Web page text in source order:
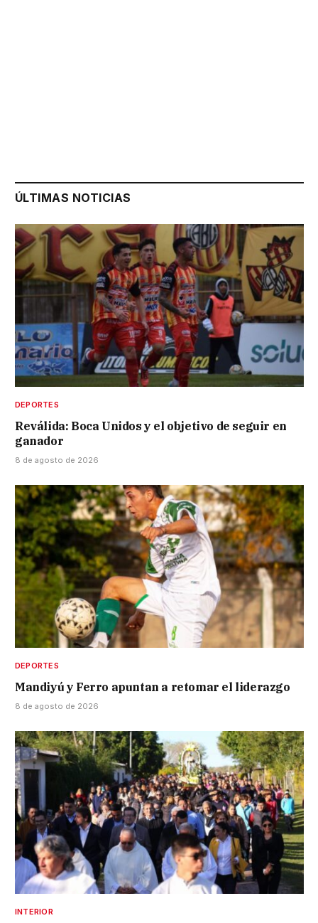
ÚLTIMAS NOTICIAS
DEPORTES
Reválida: Boca Unidos y el objetivo de seguir en
ganador
8 de agosto de 2026
DEPORTES
Mandiyú y Ferro apuntan a retomar el liderazgo
8 de agosto de 2026
INTERIOR